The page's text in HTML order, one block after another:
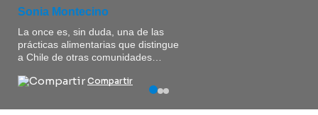
Sonia Montecino
La once es, sin duda, una de las
prácticas alimentarias que distingue
a Chile de otras comunidades
espacio, una mesa y unos
ingredientes que varían de región en
región, pero que siempre hablan de
Compartir